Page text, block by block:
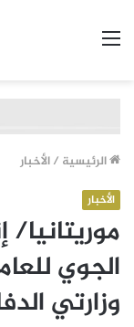
الرئيسية /الأخبار
الأخبار
وزارتي